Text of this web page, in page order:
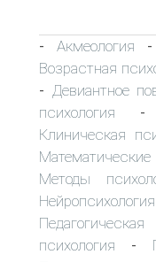
-Акмеология
Возрастная
- Девиантное
психология
Клиническая
Методы
Нейропсихология
Педагогическая
психология -